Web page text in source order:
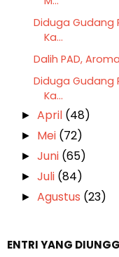
Diduga Gudang
Ka...
Dalih PAD,
Diduga Gudang
Ka...
► April (48)
► Mei (72)
►Juni (65)
►Juli (84)
► Agustus (23)
ENTRI YANG